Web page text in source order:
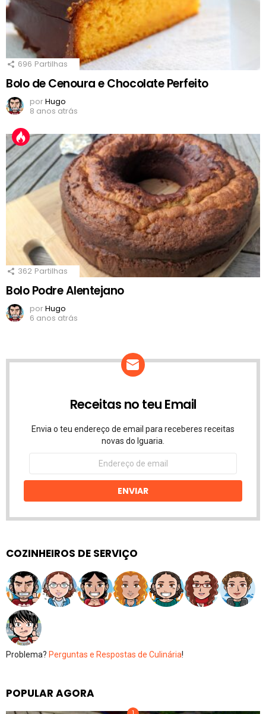
696 Partilhas
Bolo de Cenoura e Chocolate Perfeito
porHugo
8 anos atrás
362 Partilhas
Bolo Podre Alentejano
porHugo
6 anos atrás
Receitas no teu Email
Envia o teu endereço de email para receberes receitas
novas do Iguaria.
Endereço
email
ENVIAR
COZINHEIROS DE SERVIÇO
Problema? Perguntas e Respostas de Culinária!
POPULAR AGORA